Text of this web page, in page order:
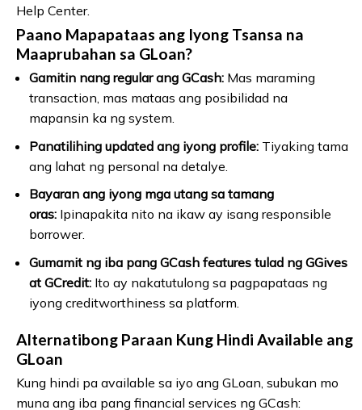
Help Center.
Paano Mapapataas ang Iyong Tsansa na
Maaprubahan sa GLoan?
Gamitin nang regular ang GCash:Mas maraming
transaction, mas mataas ang posibilidad na
mapansin ka ng system.
Panatilihing updated ang iyong profile:Tiyaking tama
ang lahat ng personal na detalye.
Bayaran ang iyong mga utang sa tamang
oras:Ipinapakita nito na ikaw ay isang responsible
borrower.
Gumamit ng iba pang GCash features tulad ng GGives
at GCredit:Ito ay nakatutulong sa pagpapataas ng
iyong creditworthiness sa platform.
Alternatibong Paraan Kung Hindi Available ang
GLoan
Kung hindi pa available sa iyo ang GLoan, subukan mo
muna ang iba pang financial services ng GCash: